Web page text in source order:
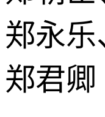
郑永乐
郑君卿